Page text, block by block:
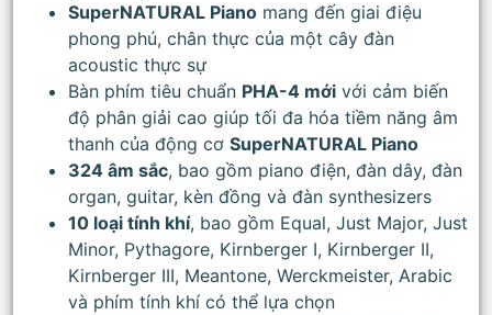
SuperNATURAL Piano mang đến giai điệu
phong phú, chân thực của một cây đàn
acoustic thực sự
Bàn phím tiêu chuẩn PHA-4 mới với cảm biến
độ phân giải cao giúp tối đa hóa tiềm năng âm
thanh của động cơ SuperNATURAL Piano
324 âm sắc, bao gồm piano điện, đàn dây, đàn
organ, guitar, kèn đồng và đàn synthesizers
10 loại tính khí, bao gồm Equal, Just Major, Just
Minor, Pythagore, Kirnberger I, Kirnberger II,
Kirnberger III, Meantone, Werckmeister, Arabic
và phím tính khí có thể lựa chọn